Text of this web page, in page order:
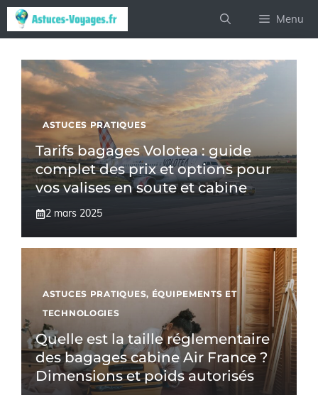
Aller
au
Menu
ASTUCES PRATIQUES
Tarifs bagages Volotea : guide
complet des prix et options pour
vos valises en soute et cabine
2 mars 2025
ASTUCES PRATIQUES, ÉQUIPEMENTS ET
TECHNOLOGIES
Quelle est la taille réglementaire
des bagages cabine Air France ?
Dimensions et poids autorisés